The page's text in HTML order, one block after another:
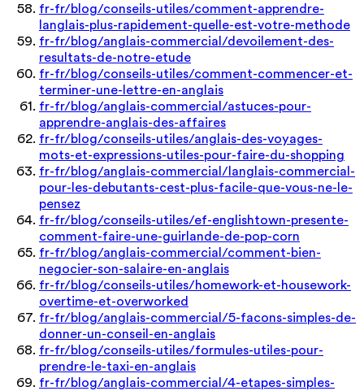
fr-fr/blog/conseils-utiles/comment-apprendre-
langlais-plus-rapidement-quelle-est-votre-methode
fr-fr/blog/anglais-commercial/devoilement-des-
resultats-de-notre-etude
fr-fr/blog/conseils-utiles/comment-commencer-et-
terminer-une-lettre-en-anglais
fr-fr/blog/anglais-commercial/astuces-pour-
apprendre-anglais-des-affaires
fr-fr/blog/conseils-utiles/anglais-des-voyages-
mots-et-expressions-utiles-pour-faire-du-shopping
fr-fr/blog/anglais-commercial/langlais-commercial-
pour-les-debutants-cest-plus-facile-que-vous-ne-le-
pensez
fr-fr/blog/conseils-utiles/ef-englishtown-presente-
comment-faire-une-guirlande-de-pop-corn
fr-fr/blog/anglais-commercial/comment-bien-
negocier-son-salaire-en-anglais
fr-fr/blog/conseils-utiles/homework-et-housework-
overtime-et-overworked
fr-fr/blog/anglais-commercial/5-facons-simples-de-
donner-un-conseil-en-anglais
fr-fr/blog/conseils-utiles/formules-utiles-pour-
prendre-le-taxi-en-anglais
fr-fr/blog/anglais-commercial/4-etapes-simples-